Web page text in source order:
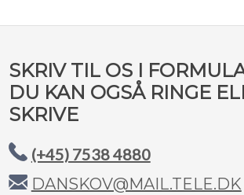
​SKRIV TIL OS I
DU KAN OGSÅ RINGE
SKRIVE
(+45) 7538 4880
DANSKOV@MAIL.TELE.DK